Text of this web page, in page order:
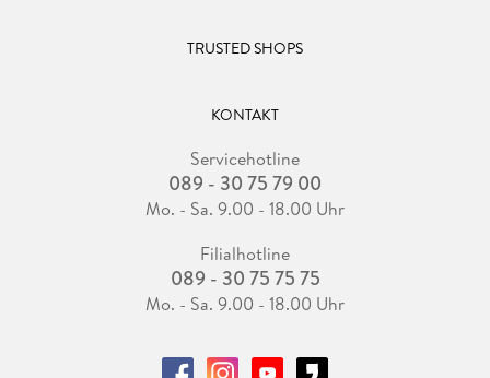
TRUSTED SHOPS
KONTAKT
Servicehotline
089 - 30 75 79 00
Mo. - Sa. 9.00 - 18.00 Uhr
Filialhotline
089 - 30 75 75 75
Mo. - Sa. 9.00 - 18.00 Uhr